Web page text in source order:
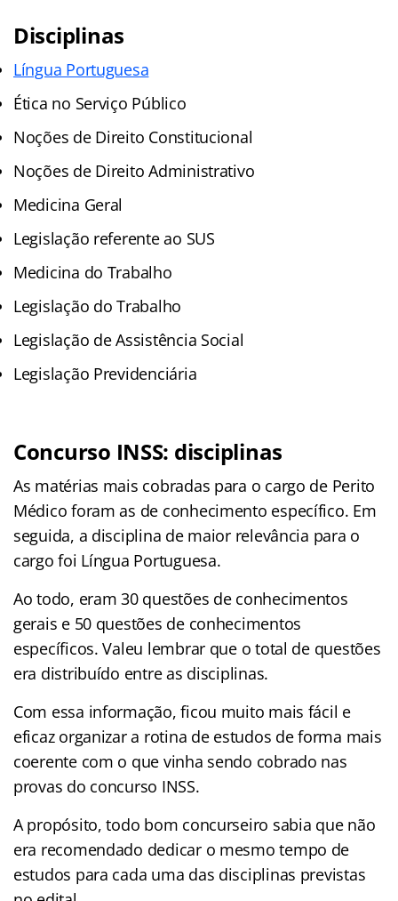
Disciplinas
Língua Portuguesa
Ética no Serviço Público
Noções de Direito Constitucional
Noções de Direito Administrativo
Medicina Geral
Legislação referente ao SUS
Medicina do Trabalho
Legislação do Trabalho
Legislação de Assistência Social
Legislação Previdenciária
Concurso INSS: disciplinas
As matérias mais cobradas para o cargo de Perito
Médico foram as de conhecimento específico. Em
seguida, a disciplina de maior relevância para o
cargo foi Língua Portuguesa.
Ao todo, eram 30 questões de conhecimentos
gerais e 50 questões de conhecimentos
específicos. Valeu lembrar que o total de questões
era distribuído entre as disciplinas.
Com essa informação, ficou muito mais fácil e
eficaz organizar a rotina de estudos de forma mais
coerente com o que vinha sendo cobrado nas
provas do concurso INSS.
A propósito, todo bom concurseiro sabia que não
era recomendado dedicar o mesmo tempo de
estudos para cada uma das disciplinas previstas